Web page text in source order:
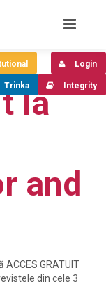
la
and
ACCES GRATUIT
din cele 3
Login
Integrity
Trinka